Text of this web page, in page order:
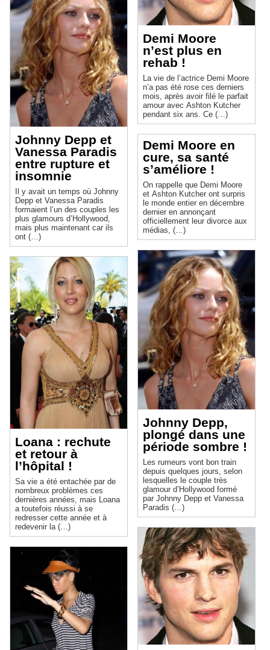
Johnny Depp et
Vanessa Paradis
entre rupture et
insomnie
Il y avait un temps où Johnny
Depp et Vanessa Paradis
formaient l’un des couples les
plus glamours d’Hollywood,
mais plus maintenant car ils
ont (…)
Loana : rechute
et retour à
l’hôpital !
Sa vie a été entachée par de
nombreux problèmes ces
dernières années, mais Loana
a toutefois réussi à se
redresser cette année et à
redevenir la (…)
Demi Moore
n’est plus en
rehab !
La vie de l’actrice Demi Moore
n’a pas été rose ces derniers
mois, après avoir filé le parfait
amour avec Ashton Kutcher
pendant six ans. Ce (…)
Demi Moore en
cure, sa santé
s’améliore !
On rappelle que Demi Moore
et Ashton Kutcher ont surpris
le monde entier en décembre
dernier en annonçant
officiellement leur divorce aux
médias, (…)
Johnny Depp,
plongé dans une
période sombre !
Les rumeurs vont bon train
depuis quelques jours, selon
lesquelles le couple très
glamour d’Hollywood formé
par Johnny Depp et Vanessa
Paradis (…)